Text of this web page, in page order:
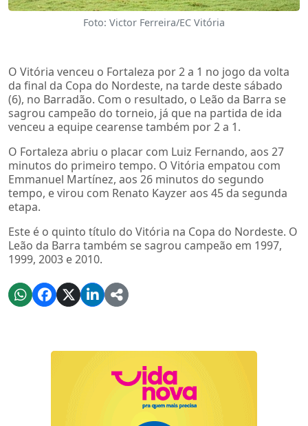
Foto: Victor Ferreira/EC Vitória
O Vitória venceu o Fortaleza por 2 a 1 no jogo da volta
da final da Copa do Nordeste, na tarde deste sábado
(6), no Barradão. Com o resultado, o Leão da Barra se
sagrou campeão do torneio, já que na partida de ida
venceu a equipe cearense também por 2 a 1.
O Fortaleza abriu o placar com Luiz Fernando, aos 27
minutos do primeiro tempo. O Vitória empatou com
Emmanuel Martínez, aos 26 minutos do segundo
tempo, e virou com Renato Kayzer aos 45 da segunda
etapa.
Este é o quinto título do Vitória na Copa do Nordeste. O
Leão da Barra também se sagrou campeão em 1997,
1999, 2003 e 2010.